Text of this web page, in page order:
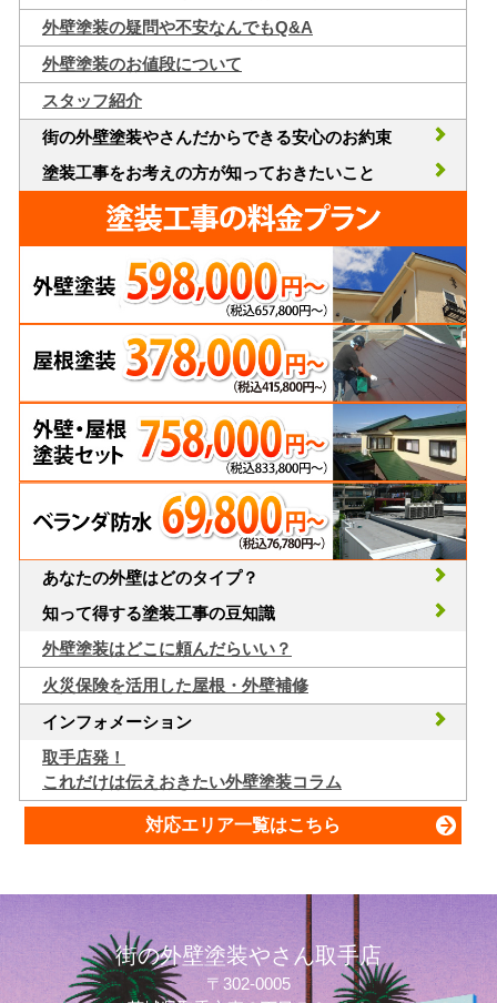
外壁塗装の疑問や不安なんでもQ&A
外壁塗装のお値段について
スタッフ紹介
街の外壁塗装やさんだからできる安心のお約束
塗装工事をお考えの方が知っておきたいこと
あなたの外壁はどのタイプ？
知って得する塗装工事の豆知識
外壁塗装はどこに頼んだらいい？
火災保険を活用した屋根・外壁補修
インフォメーション
取手店発！
これだけは伝えおきたい外壁塗装コラム
対応エリア一覧はこちら
街の外壁塗装やさん取手店
〒302-0005